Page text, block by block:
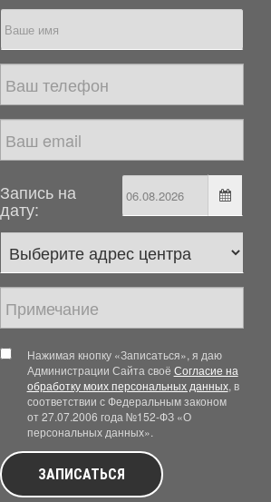
Запись на
дату:
Нажимая кнопку «Записаться», я даю
Администрации Сайта своё Согласие на
обработку моих персональных данных, в
соответствии с Федеральным законом
от 27.07.2006 года №152-ФЗ «О
персональных данных».
ЗАПИСАТЬСЯ